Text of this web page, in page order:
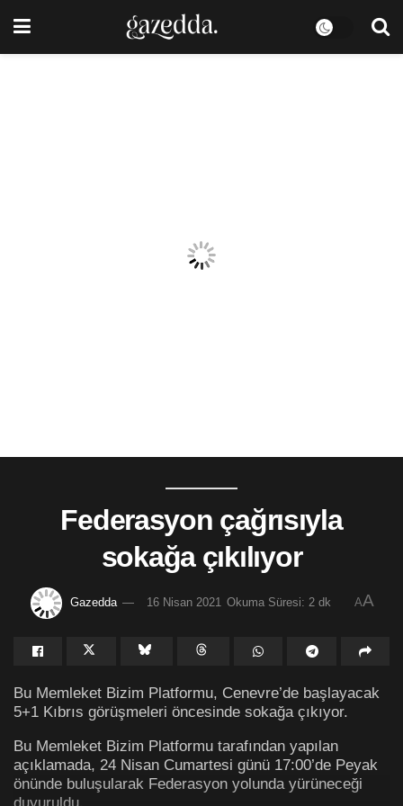
Federasyon çağrısıyla
sokağa çıkılıyor
Gazedda 16 Nisan 2021 Okuma Süresi: 2 dk AA
Bu Memleket Bizim Platformu, Cenevre’de başlayacak
5+1 Kıbrıs görüşmeleri öncesinde sokağa çıkıyor.
Bu Memleket Bizim Platformu tarafından yapılan
açıklamada, 24 Nisan Cumartesi günü 17:00’de Peyak
önünde buluşularak Federasyon yolunda yürüneceği